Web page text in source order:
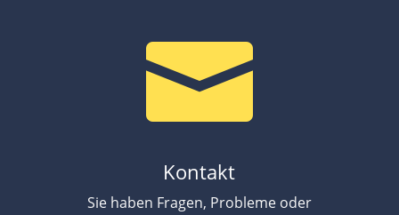

Kontakt
Sie haben Fragen, Probleme oder